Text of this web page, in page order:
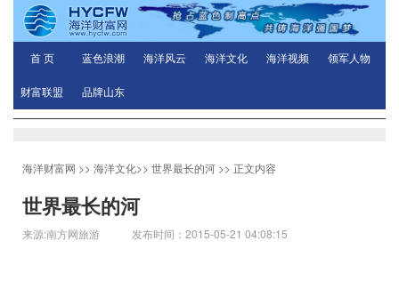
首 页 蓝色浪潮 海洋风云 海洋文化 海洋视频 领军人物
财富联盟 品牌山东
海洋财富网 >> 海洋文化>> 世界最长的河 >> 正文内容
世界最长的河
来源:南方网旅游 发布时间：2015-05-21 04:08:15